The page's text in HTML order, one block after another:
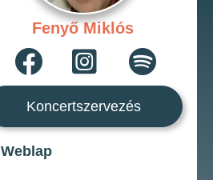
Fenyő Miklós
Koncertszervezés
Weblap